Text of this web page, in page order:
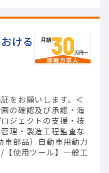
ける
をお願いします。＜
の確認及び承認・海
ジェクトの支援・技
理・製造工程監査な
車部品）自動車用動力
使用ツール】一般工